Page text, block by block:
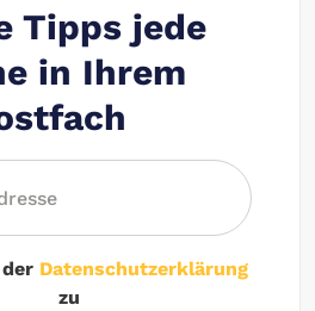
Tipps jede
in Ihrem
Datenschutzerklärung
zu